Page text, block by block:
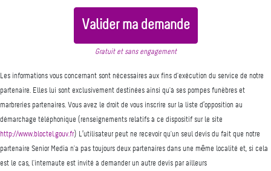
Valider ma demande
Gratuit et sans engagement
Les informations vous concernant sont nécessaires aux fins d'exécution du service de notre
partenaire. Elles lui sont exclusivement destinées ainsi qu'à ses pompes funèbres et
marbreries partenaires. Vous avez le droit de vous inscrire sur la liste d’opposition au
démarchage téléphonique (renseignements relatifs à ce dispositif sur le site
http://www.bloctel.gouv.fr) L’utilisateur peut ne recevoir qu'un seul devis du fait que notre
partenaire Senior Media n'a pas toujours deux partenaires dans une même localité et, si cela
est le cas, l'internaute est invité à demander un autre devis par ailleurs